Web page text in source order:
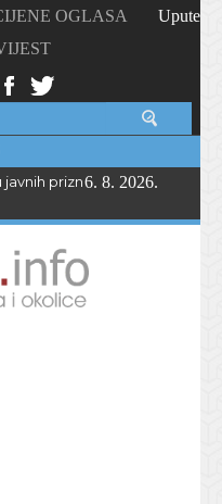
OGLASA
Upute
priznanja Općine
6. 8. 2026.